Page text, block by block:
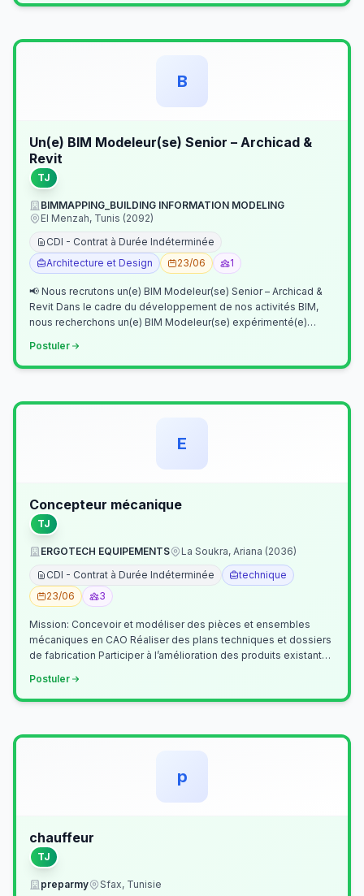
B
Un(e) BIM Modeleur(se) Senior – Archicad &
Revit
TJ
BIMMAPPING_BUILDING INFORMATION MODELING
El Menzah, Tunis (2092)
CDI - Contrat à Durée Indéterminée
Architecture et Design
23/06 1
📢 Nous recrutons un(e) BIM Modeleur(se) Senior – Archicad &
Revit Dans le cadre du développement de nos activités BIM,
nous recherchons un(e) BIM Modeleur(se) expérimenté(e)
Postuler
E
Concepteur mécanique
TJ
ERGOTECH EQUIPEMENTS
La Soukra, Ariana (2036)
CDI - Contrat à Durée Indéterminée
technique
23/06
3
Mission: Concevoir et modéliser des pièces et ensembles
mécaniques en CAO Réaliser des plans techniques et dossiers
de fabrication Participer à l’amélioration des produits existants
Postuler
p
chauffeur
TJ
preparmy
Sfax, Tunisie